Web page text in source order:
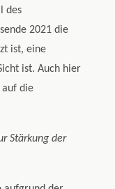
des
2021 die
ist, eine
ist. Auch hier
auf die
Stärkung der